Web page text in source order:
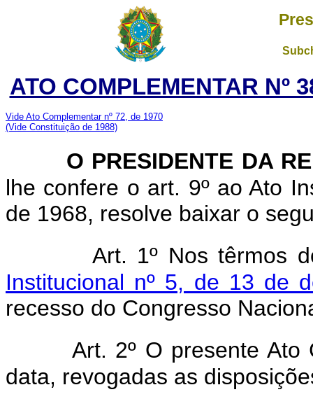
ATO COMPLEMENTAR Nº
Vide Ato Complementar nº 72, de 1970
(Vide Constituição de 1988)
O PRESIDENTE DA
lhe confere o art. 9º ao Ato
de 1968, resolve baixar o
Art. 1º Nos têrmos
Institucional nº 5, de 13 de
recesso do Congresso
Art. 2º O presente Ato
data, revogadas as